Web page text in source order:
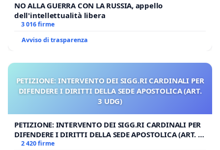
NO ALLA GUERRA CON LA RUSSIA, appello
dell'intellettualità libera
3 016 firme
Avviso di trasparenza
PETIZIONE: INTERVENTO DEI SIGG.RI CARDINALI PER
DIFENDERE I DIRITTI DELLA SEDE APOSTOLICA (ART.
3 UDG)
PETIZIONE: INTERVENTO DEI SIGG.RI CARDINALI PER
DIFENDERE I DIRITTI DELLA SEDE APOSTOLICA (ART. 3
UDG)
2 420 firme